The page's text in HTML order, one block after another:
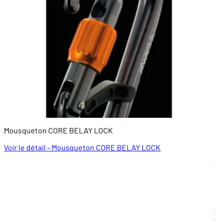
Mousqueton CORE BELAY LOCK
Voir le détail - Mousqueton CORE BELAY LOCK